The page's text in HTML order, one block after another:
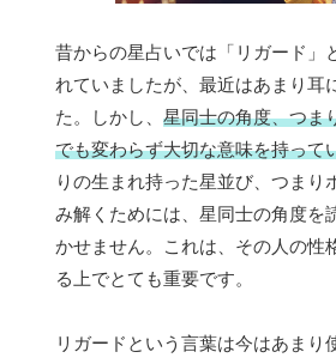
昔からの星占いでは「リガード」
れていましたが、最近はあまり耳
た。しかし、 星同士の角度、つま
でも変わらず大切な意味を持って
りの生まれ持った星並び、つまり
み解くためには、星同士の角度を
かせません。これは、その人の性
る上でとても重要です。
リガードという言葉は今はあまり